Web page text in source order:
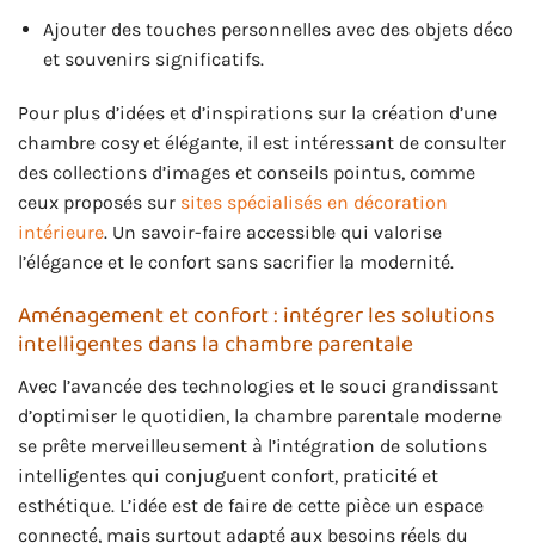
Ajouter des touches personnelles avec des objets déco
et souvenirs significatifs.
Pour plus d’idées et d’inspirations sur la création d’une
chambre cosy et élégante, il est intéressant de consulter
des collections d’images et conseils pointus, comme
ceux proposés sur sites spécialisés en décoration
intérieure. Un savoir-faire accessible qui valorise
l’élégance et le confort sans sacrifier la modernité.
Aménagement et confort : intégrer les solutions
intelligentes dans la chambre parentale
Avec l’avancée des technologies et le souci grandissant
d’optimiser le quotidien, la chambre parentale moderne
se prête merveilleusement à l’intégration de solutions
intelligentes qui conjuguent confort, praticité et
esthétique. L’idée est de faire de cette pièce un espace
connecté, mais surtout adapté aux besoins réels du